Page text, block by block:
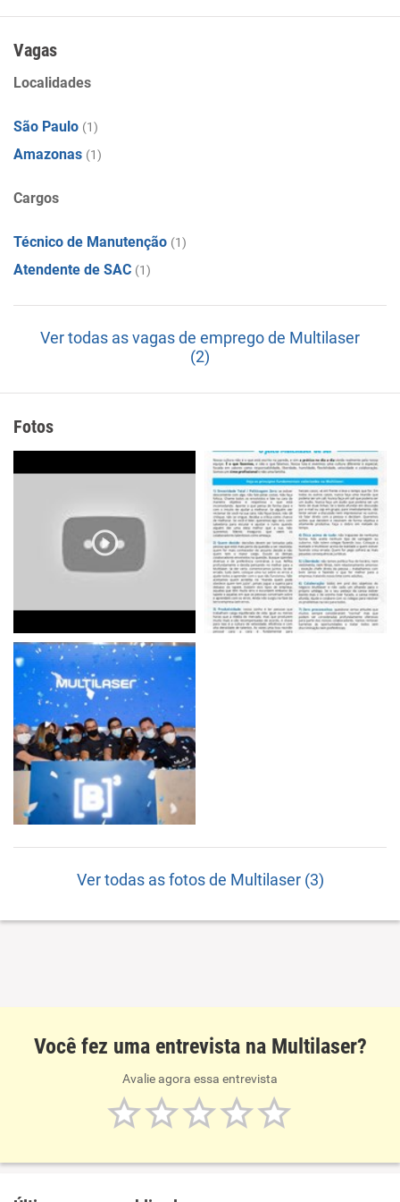
Vagas
Localidades
São Paulo (1)
Amazonas (1)
Cargos
Técnico de Manutenção (1)
Atendente de SAC (1)
Ver todas as vagas de emprego de Multilaser
(2)
Fotos
Ver todas as fotos de Multilaser (3)
Você fez uma entrevista na Multilaser?
Avalie agora essa entrevista